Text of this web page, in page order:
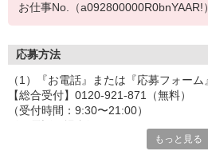
お仕事No.（a092800000R0bnYAAR!）
応募方法
（1）『お電話』または『応募フォーム
【総合受付】0120-921-871（無料）
（受付時間：9:30〜21:00）
「e-aidemを見て」とお伝えいただける
もっと見る